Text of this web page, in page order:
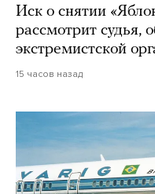
Иск о снятии
рассмотрит
экстремистской
15 часов назад